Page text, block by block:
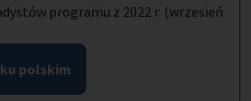
programu z 2022 r. (wrzesień
polskim